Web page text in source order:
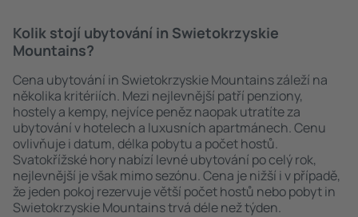
Kolik stojí ubytování in Swietokrzyskie
Mountains?
Cena ubytování in Swietokrzyskie Mountains záleží na
několika kritériích. Mezi nejlevnější patří penziony,
hostely a kempy, nejvíce peněz naopak utratíte za
ubytování v hotelech a luxusních apartmánech. Cenu
ovlivňuje i datum, délka pobytu a počet hostů.
Svatokřížské hory nabízí levné ubytování po celý rok,
nejlevnější je však mimo sezónu. Cena je nižší i v případě,
že jeden pokoj rezervuje větší počet hostů nebo pobyt in
Swietokrzyskie Mountains trvá déle než týden.